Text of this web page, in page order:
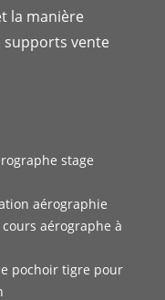
la manière
vente
stage
aérographie
aérographe à
pochoir tigre pour